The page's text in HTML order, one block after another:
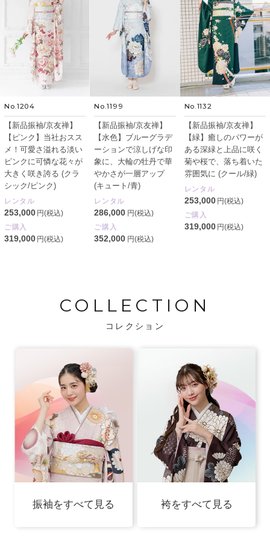
No.1204
【新品振袖/京友禅】
【ピンク】当社おスス
メ！可愛さ溢れる淡い
ピンクに可憐な花々が
大きく咲き誇る (クラ
シック/ピンク)
レンタル
253,000 円(税込)
ご購入
319,000 円(税込)
No.1199
【新品振袖/京友禅】
【水色】ブルーグラデ
ーションで涼しげな印
象に、大輪の牡丹で華
やかさが一層アップ
(キュート/青)
レンタル
286,000 円(税込)
ご購入
352,000 円(税込)
No.1132
【新品振袖/京友禅】
【緑】癒しのパワーが
ある深緑と上品に咲く
菊や桜で、落ち着いた
雰囲気に (クール/緑)
レンタル
253,000 円(税込)
ご購入
319,000 円(税込)
COLLECTION
コレクション
振袖をすべて見る 袴をすべて見る